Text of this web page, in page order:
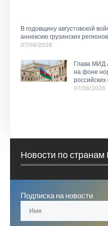
В годовщину августовской
аннексию грузинских регионов
07/08/2026
Глава МИД
на фоне
07/08/2026
Новости по странам
Подписка на новости